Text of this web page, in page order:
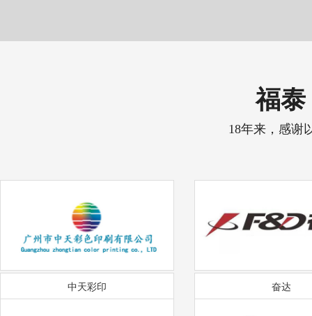
福泰
18年来，感谢
中天彩印 奋达